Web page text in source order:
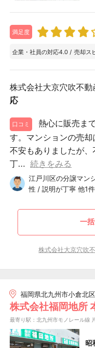
満足度
企業・社員の対応4.0 / 売却ス
株式会社大京穴吹不
応
口コミ
熱心に販売ま
す。マンションの売
不安もありましたが、
丁... 続きをみる
江戸川区の分譲マン
性 / 説明が丁寧 他1件
一
株式会社大京穴吹
福岡県北九州市小倉北区
株式会社福岡地所
最寄り駅：北九州市モノレール線
昭